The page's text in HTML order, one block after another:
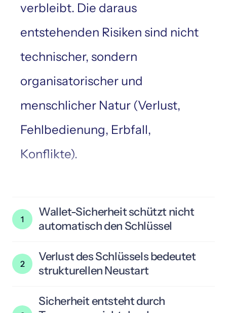
verbleibt. Die daraus
entstehenden Risiken sind nicht
technischer, sondern
organisatorischer und
menschlicher Natur (Verlust,
Fehlbedienung, Erbfall,
Konflikte).
1
Wallet-Sicherheit schützt nicht
automatisch den Schlüssel
verhindert ungewollte Nutzung. Der
eigentliche Zugang zu Bitcoin liegt jedoch
Klartext existiert oder unstrukturiert
2
Verlust des Schlüssels bedeutet
strukturellen Neustart
sie unbrauchbar, kann eine verlorene,
Sicherheit entsteht durch